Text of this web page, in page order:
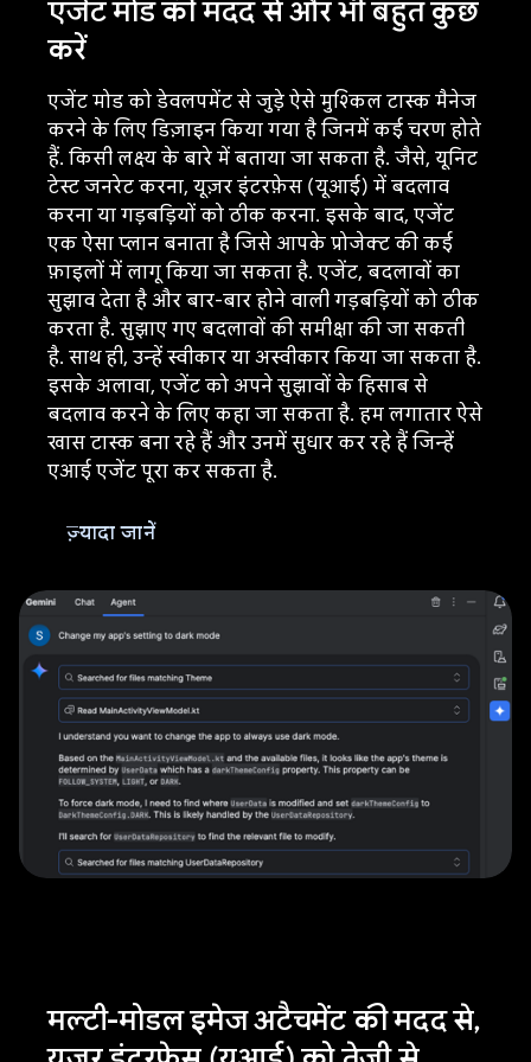
एजेंट मोड की मदद से और भी बहुत कुछ
करें
एजेंट मोड को डेवलपमेंट से जुड़े ऐसे मुश्किल टास्क मैनेज
करने के लिए डिज़ाइन किया गया है जिनमें कई चरण होते
हैं. किसी लक्ष्य के बारे में बताया जा सकता है. जैसे, यूनिट
टेस्ट जनरेट करना, यूज़र इंटरफ़ेस (यूआई) में बदलाव
करना या गड़बड़ियों को ठीक करना. इसके बाद, एजेंट
एक ऐसा प्लान बनाता है जिसे आपके प्रोजेक्ट की कई
फ़ाइलों में लागू किया जा सकता है. एजेंट, बदलावों का
सुझाव देता है और बार-बार होने वाली गड़बड़ियों को ठीक
करता है. सुझाए गए बदलावों की समीक्षा की जा सकती
है. साथ ही, उन्हें स्वीकार या अस्वीकार किया जा सकता है.
इसके अलावा, एजेंट को अपने सुझावों के हिसाब से
बदलाव करने के लिए कहा जा सकता है. हम लगातार ऐसे
खास टास्क बना रहे हैं और उनमें सुधार कर रहे हैं जिन्हें
एआई एजेंट पूरा कर सकता है.
ज़्यादा जानें
मल्टी-मोडल इमेज अटैचमेंट की मदद से,